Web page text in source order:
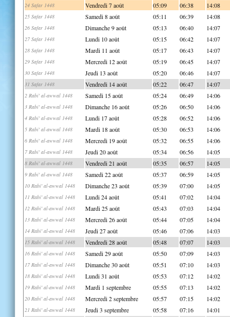
24 Safar 1448 Vendredi 7 août 05:09 06:38 14:08
25 Safar 1448 Samedi 8 août 05:11 06:39 14:08
26 Safar 1448 Dimanche 9 août 05:13 06:40 14:07
27 Safar 1448 Lundi 10 août 05:15 06:42 14:07
28 Safar 1448 Mardi 11 août 05:17 06:43 14:07
29 Safar 1448 Mercredi 12 août 05:19 06:45 14:07
30 Safar 1448 Jeudi 13 août 05:20 06:46 14:07
31 Safar 1448 Vendredi 14 août 05:22 06:47 14:07
2 Rabi' al-awwal 1448 Samedi 15 août 05:24 06:49 14:06
3 Rabi' al-awwal 1448 Dimanche 16 août 05:26 06:50 14:06
4 Rabi' al-awwal 1448 Lundi 17 août 05:28 06:52 14:06
5 Rabi' al-awwal 1448 Mardi 18 août 05:30 06:53 14:06
6 Rabi' al-awwal 1448 Mercredi 19 août 05:32 06:55 14:06
7 Rabi' al-awwal 1448 Jeudi 20 août 05:34 06:56 14:05
8 Rabi' al-awwal 1448 Vendredi 21 août 05:35 06:57 14:05
9 Rabi' al-awwal 1448 Samedi 22 août 05:37 06:59 14:05
10 Rabi' al-awwal 1448 Dimanche 23 août 05:39 07:00 14:05
11 Rabi' al-awwal 1448 Lundi 24 août 05:41 07:02 14:04
12 Rabi' al-awwal 1448 Mardi 25 août 05:43 07:03 14:04
13 Rabi' al-awwal 1448 Mercredi 26 août 05:44 07:05 14:04
14 Rabi' al-awwal 1448 Jeudi 27 août 05:46 07:06 14:03
15 Rabi' al-awwal 1448 Vendredi 28 août 05:48 07:07 14:03
16 Rabi' al-awwal 1448 Samedi 29 août 05:50 07:09 14:03
17 Rabi' al-awwal 1448 Dimanche 30 août 05:51 07:10 14:03
18 Rabi' al-awwal 1448 Lundi 31 août 05:53 07:12 14:02
19 Rabi' al-awwal 1448 Mardi 1 septembre 05:55 07:13 14:02
20 Rabi' al-awwal 1448 Mercredi 2 septembre 05:57 07:15 14:02
21 Rabi' al-awwal 1448 Jeudi 3 septembre 05:58 07:16 14:01